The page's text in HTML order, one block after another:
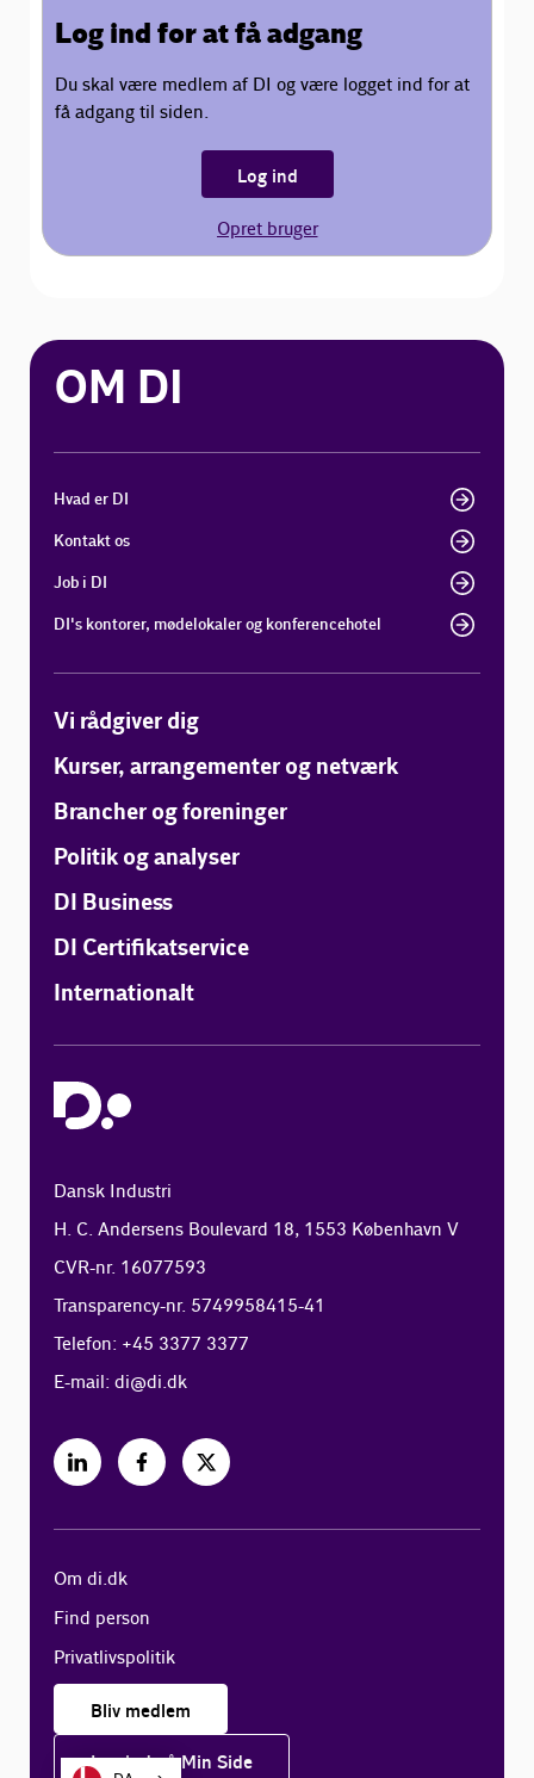
Log ind for at få adgang
Du skal være medlem af DI og være logget ind for at
få adgang til siden.
Log ind
Opret bruger
OM DI
Hvad er DI
Kontakt os
Job i DI
DI's kontorer, mødelokaler og konferencehotel
Vi rådgiver dig
Kurser, arrangementer og netværk
Brancher og foreninger
Politik og analyser
DI Business
DI Certifikatservice
Internationalt
Dansk Industri
H. C. Andersens Boulevard 18, 1553 København V
CVR-nr. 16077593
Transparency-nr. 5749958415-41
Telefon: +45 3377 3377
E-mail:di@di.dk
Om di.dk
Find person
Privatlivspolitik
Bliv medlem
Log ind på Min Side